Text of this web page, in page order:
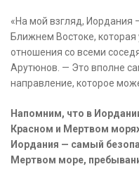
«На мой взгляд, Иордания
Ближнем Востоке,
отношения со всеми
Арутюнов. — Это вполне
направление, которое
Напомним, что в
Красном и Мертвом
Иордания — самый
Мертвом море,